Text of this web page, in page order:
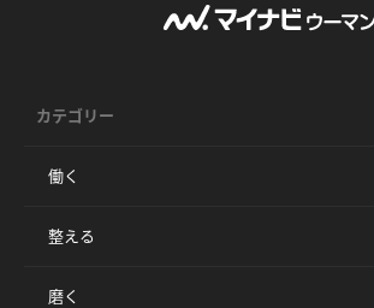
カテゴリー
働く
整える
磨く